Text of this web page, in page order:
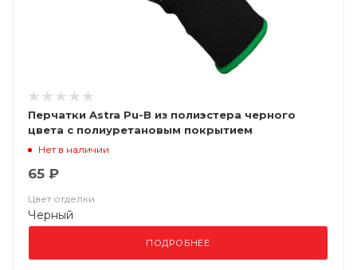
Перчатки Astra Pu-B из полиэстера черного
цвета с полиуретановым покрытием
Нет в наличии
65 ₽
Цвет отделки
Черный
ПОДРОБНЕЕ